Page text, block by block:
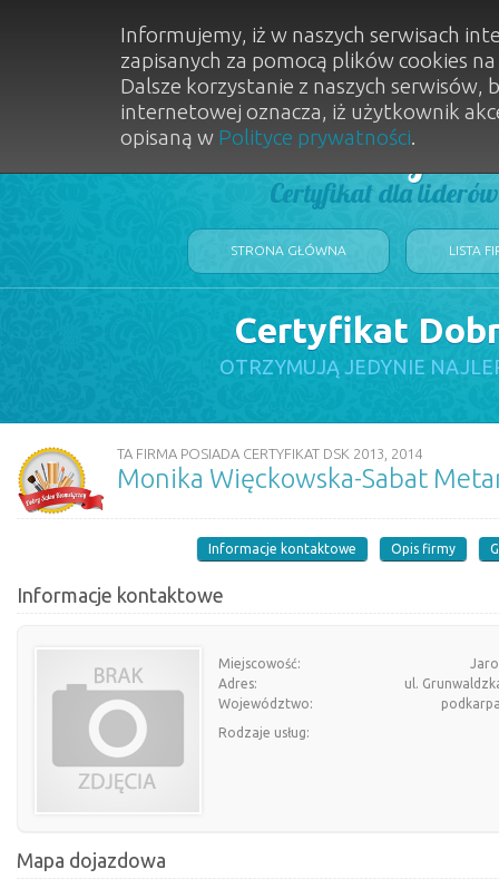
Dobry
Certyfikat dla
STRONA GŁÓWNA LISTA
Certyfikat
OTRZYMUJĄ JEDYNIE
TA FIRMA POSIADA CERTYFIKAT DSK 2013, 2014
Monika Więckowska-Sabat
Informacje kontaktowe Opis firmy
Informacje kontaktowe
Miejscowość:
Adres:
ul.
Województwo:
Rodzaje usług:
Mapa dojazdowa
Informujemy, iż w naszych serwisach
zapisanych za pomocą plików cookies
Dalsze korzystanie z naszych
internetowej oznacza, iż użytkownik
opisaną w Polityce prywatności.